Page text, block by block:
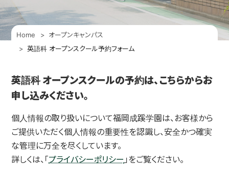
］
Home
オープンキャンパス
英語科 オープンスクール予約フォーム
英語科 オープンスクールの予約は、こちらからお
申し込みください。
個人情報の取り扱いについて福岡成蹊学園は、お客様から
ご提供いただく個人情報の重要性を認識し、安全かつ確実
な管理に万全を尽くしています。
詳しくは、「プライバシーポリシー 」をご覧ください。